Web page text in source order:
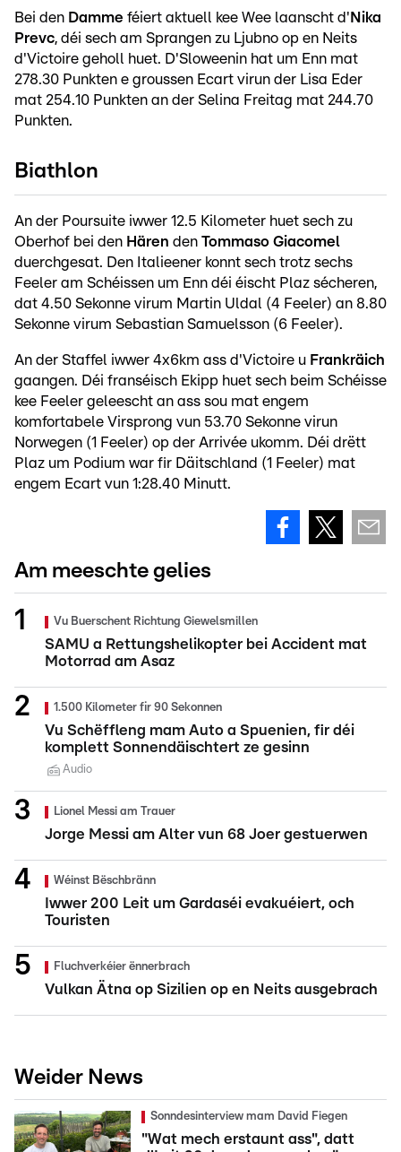
Bei den Damme féiert aktuell kee Wee laanscht d' Nika
Prevc, déi sech am Sprangen zu Ljubno op en Neits
d'Victoire geholl huet. D'Sloweenin hat um Enn mat
278.30 Punkten e groussen Ecart virun der Lisa Eder
mat 254.10 Punkten an der Selina Freitag mat 244.70
Punkten.
Biathlon
An der Poursuite iwwer 12.5 Kilometer huet sech zu
Oberhof bei den Hären den Tommaso Giacomel
duerchgesat. Den Italieener konnt sech trotz sechs
Feeler am Schéissen um Enn déi éischt Plaz sécheren,
dat 4.50 Sekonne virum Martin Uldal (4 Feeler) an 8.80
Sekonne virum Sebastian Samuelsson (6 Feeler).
An der Staffel iwwer 4x6km ass d'Victoire u Frankräich
gaangen. Déi franséisch Ekipp huet sech beim Schéisse
kee Feeler geleescht an ass sou mat engem
komfortabele Virsprong vun 53.70 Sekonne virun
Norwegen (1 Feeler) op der Arrivée ukomm. Déi drëtt
Plaz um Podium war fir Däitschland (1 Feeler) mat
engem Ecart vun 1:28.40 Minutt.
Am meeschte gelies
Vu Buerschent Richtung Giewelsmillen
SAMU a Rettungshelikopter bei Accident mat
Motorrad am Asaz
1.500 Kilometer fir 90 Sekonnen
Vu Schëffleng mam Auto a Spuenien, fir déi
komplett Sonnendäischtert ze gesinn
Audio
Lionel Messi am Trauer
Jorge Messi am Alter vun 68 Joer gestuerwen
Wéinst Bëschbränn
Iwwer 200 Leit um Gardaséi evakuéiert, och
Touristen
Fluchverkéier ënnerbrach
Vulkan Ätna op Sizilien op en Neits ausgebrach
Weider News
Sonndesinterview mam David Fiegen
"Wat mech erstaunt ass", datt